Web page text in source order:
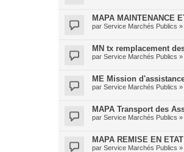
MAPA MAINTENANCE
par Service Marchés Publics »
MN tx remplacement
par Service Marchés Publics »
ME Mission
par Service Marchés Publics »
MAPA Transport des
par Service Marchés Publics »
MAPA REMISE EN
par Service Marchés Publics »